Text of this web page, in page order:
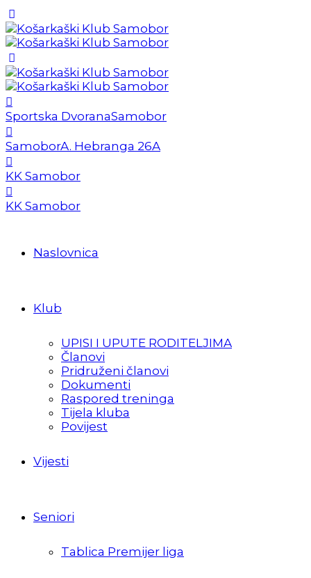
Sportska DvoranaSamobor
SamoborA. Hebranga 26A
KK Samobor
KK Samobor
Naslovnica
Klub
UPISI I UPUTE RODITELJIMA
Članovi
Pridruženi članovi
Dokumenti
Raspored treninga
Tijela kluba
Povijest
Vijesti
Seniori
Tablica Premijer liga